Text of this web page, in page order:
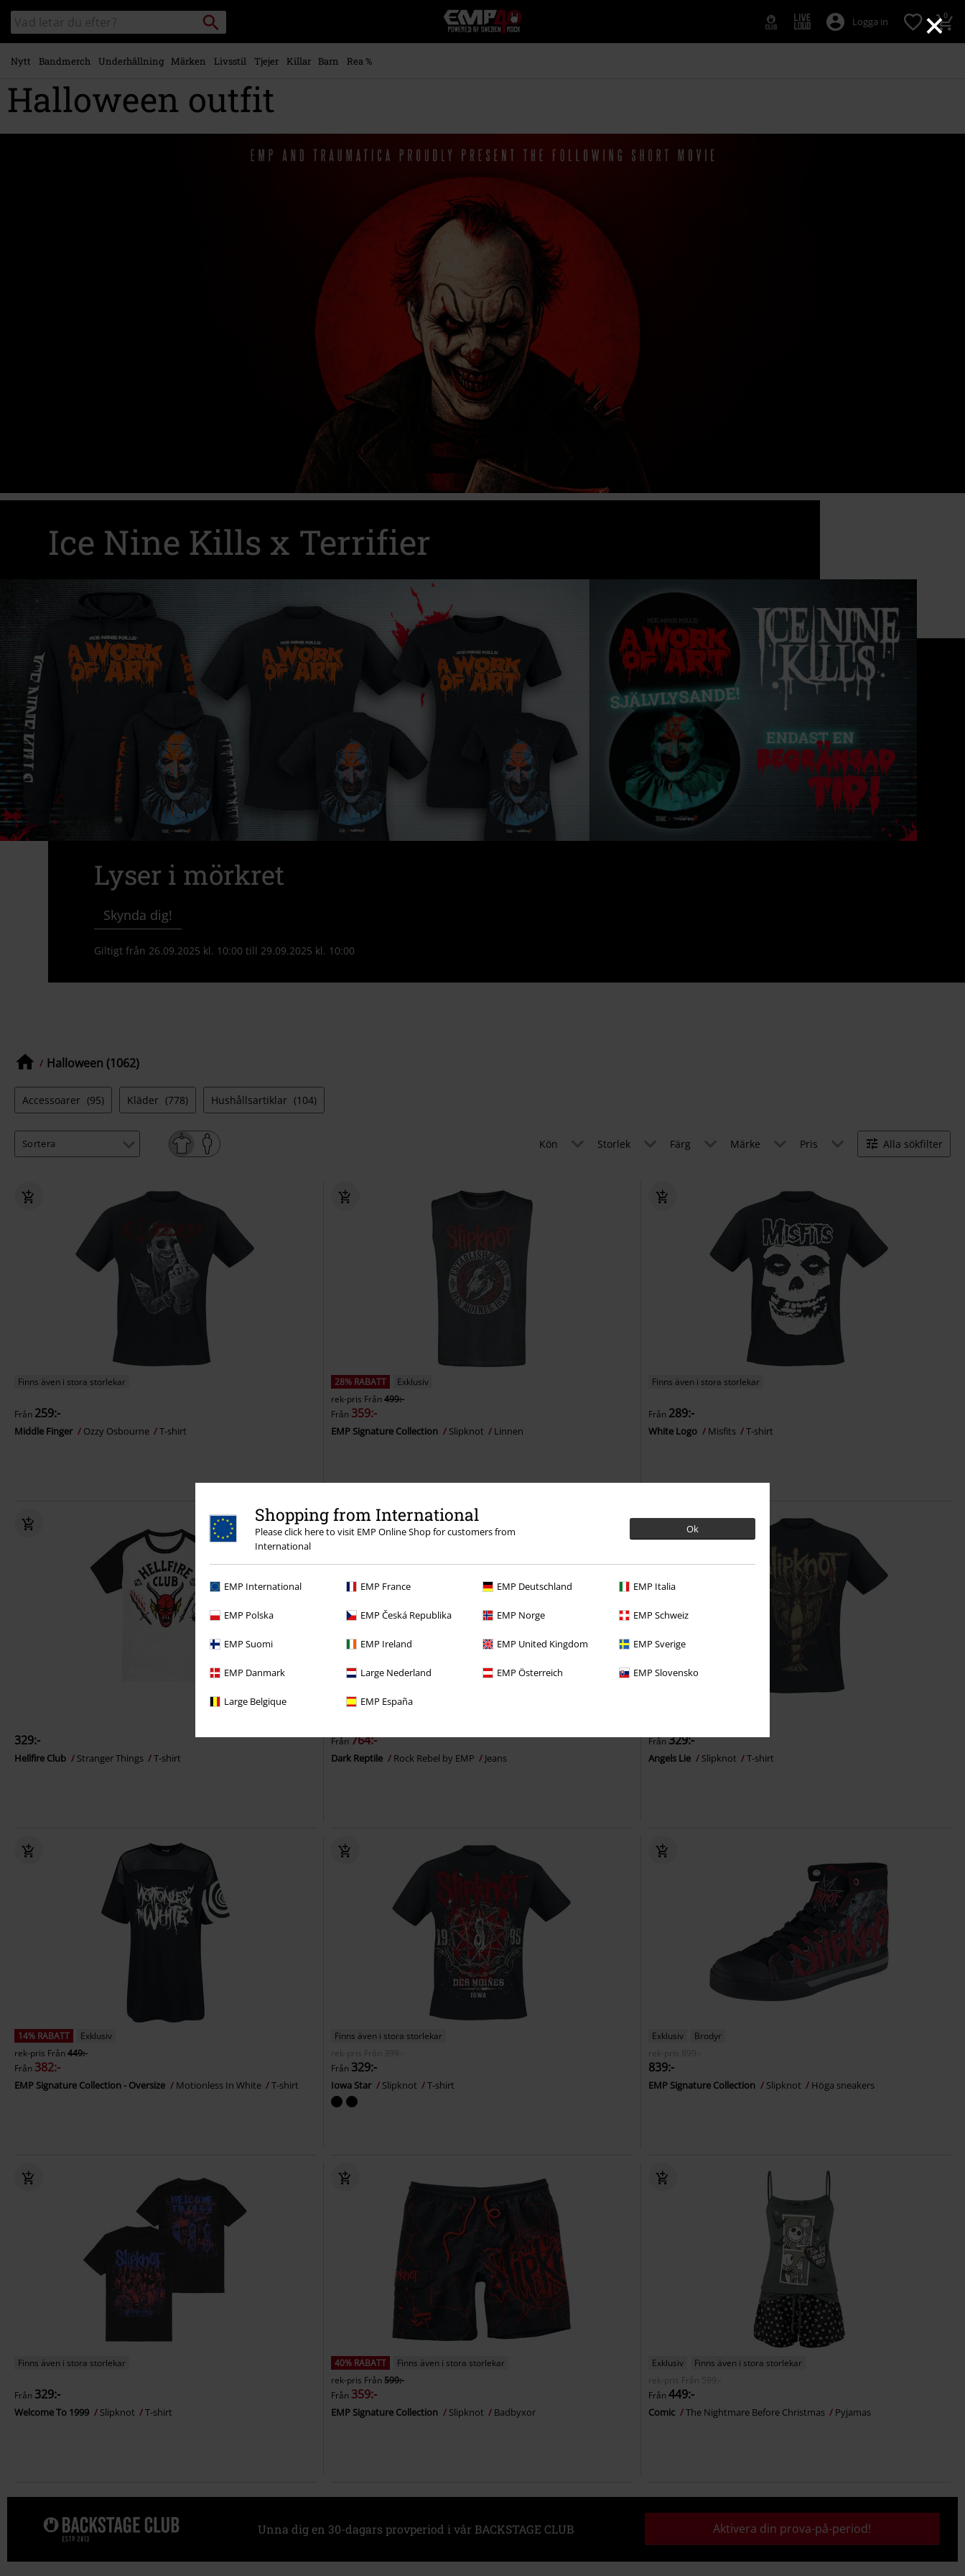
×
Shopping from International
Please click here to visit EMP Online Shop for customers from
International
Ok
EMP International EMP France EMP Deutschland EMP Italia
EMP Polska EMP Česká Republika EMP Norge EMP Schweiz
EMP Suomi EMP Ireland EMP United Kingdom EMP Sverige
EMP Danmark Large Nederland EMP Österreich EMP Slovensko
Large Belgique EMP España
Gå till
huvudinnehåll
Sök
i
katalogen
Sök
EMP
-
Musik,
Logga in 0
Nytt Bandmerch Underhållning Märken Livsstil Tjejer Killar Barn Rea %
Halloween outfit
Innehållsvarningar: Innehåller våld, blod och skräckteman.
Spela upp video
Ice Nine Kills x Terrifier
Lyser i mörkret
Skynda dig!
Giltigt från 26.09.2025 kl. 10:00 till 29.09.2025 kl. 10:00
Halloween (1062)
Accessoarer (95) Kläder (778) Hushållsartiklar (104)
Kön Storlek Färg Märke Pris Alla sökfilter
Finns även i stora storlekar
Från 259:-
Middle Finger Ozzy Osbourne T-shirt
28% RABATT
Exklusiv
rek-pris Från499:-
Från 359:-
EMP Signature Collection Slipknot Linnen
Finns även i stora storlekar
Från 289:-
White Logo Misfits T-shirt
329:-
Hellfire Club Stranger Things T-shirt
36% RABATT
Exklusiv
Från764:-
Dark Reptile Rock Rebel by EMP Jeans
Från329:-
Angels Lie Slipknot T-shirt
14% RABATT
Exklusiv
rek-pris Från449:-
Från 382:-
EMP Signature Collection - Oversize Motionless In White T-shirt
Finns även i stora storlekar
rek-pris
Från
399:-
Från 329:-
Iowa Star Slipknot T-shirt
Exklusiv
Brodyr
rek-pris
899:-
839:-
EMP Signature Collection Slipknot Höga sneakers
Finns även i stora storlekar
Från 329:-
Welcome To 1999 Slipknot T-shirt
40% RABATT
Finns även i stora storlekar
rek-pris Från599:-
Från 359:-
EMP Signature Collection Slipknot Badbyxor
Exklusiv
Finns även i stora storlekar
rek-pris
Från
599:-
Från449:-
Comic The Nightmare Before Christmas Pyjamas
Unna dig en 30-dagars provperiod i vår BACKSTAGE CLUB Aktivera din prova-på-period!